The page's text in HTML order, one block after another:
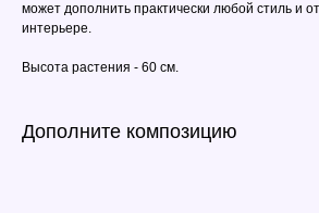
может дополнить практически любой стиль и
интерьере.
Высота растения - 60 см.
Дополните композицию